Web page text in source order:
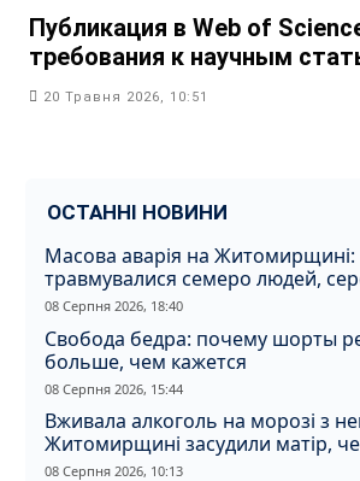
Публикация в Web of
требования к научным
20 Травня 2026, 10:51
ОСТАННІ НОВИНИ
Масова аварія на Житомирщині:
травмувалися семеро людей,
08 Серпня 2026, 18:40
Свобода бедра: почему шорты
больше, чем кажется
08 Серпня 2026, 15:44
Вживала алкоголь на морозі з
Житомирщині засудили матір,
дитина отримала обмороження
08 Серпня 2026, 10:13